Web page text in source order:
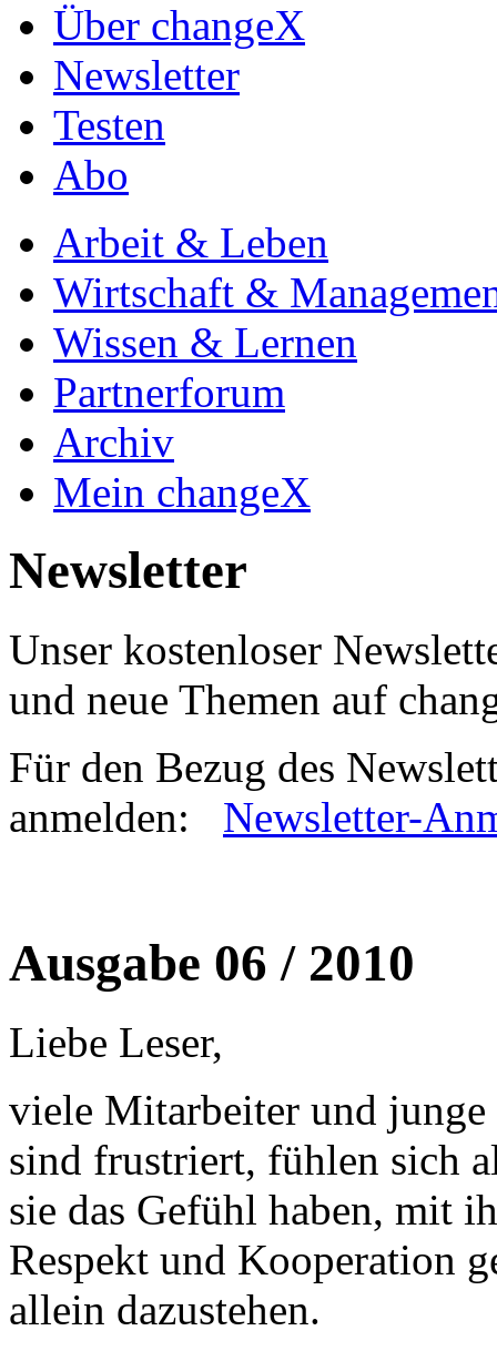
Über changeX
Newsletter
Testen
Abo
Arbeit & Leben
Wirtschaft &
Wissen & Lernen
Partnerforum
Archiv
Mein changeX
Newsletter
Unser kostenloser
und neue Themen auf
Für den Bezug des
anmelden: Newsletter-
Ausgabe 06 / 2010
Liebe Leser,
viele Mitarbeiter und
sind frustriert, fühlen sich
sie das Gefühl haben, mit
Respekt und Kooperation
allein dazustehen.